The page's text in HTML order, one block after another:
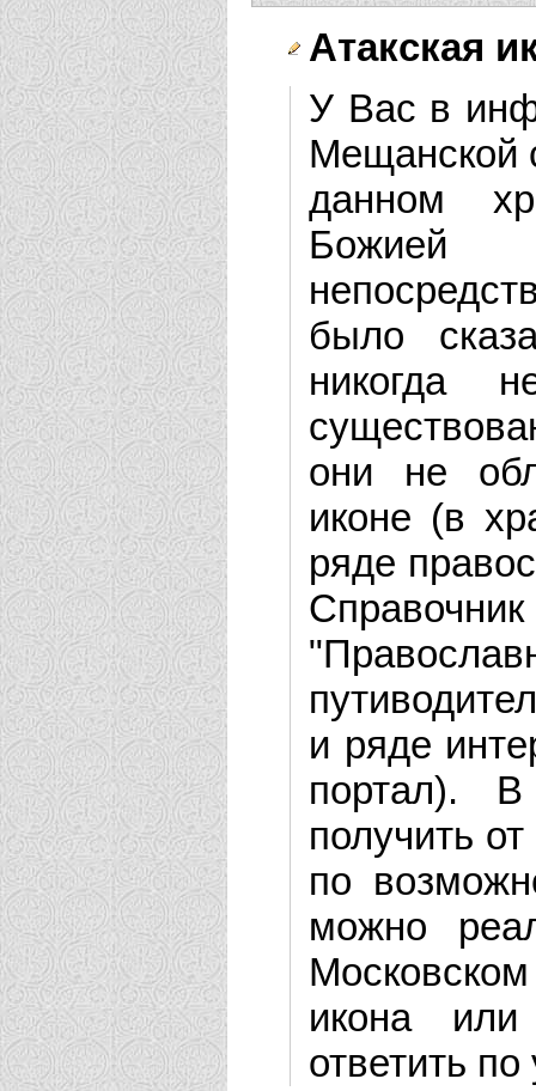
Атакская
У Вас в
Мещанской
данном
было
никогда
они не
иконе (в
ряде
и ряде
портал).
получить
по
можно
икона
ответить